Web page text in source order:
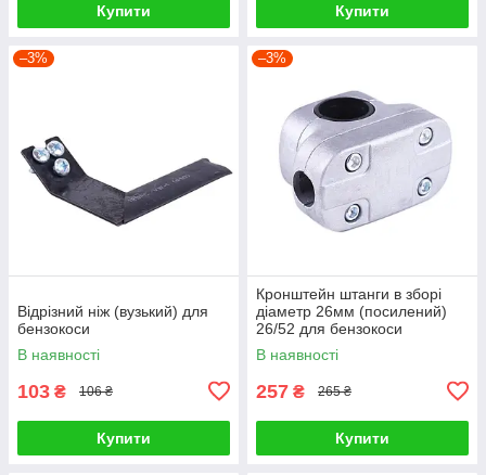
Купити Купити
–3%
Відрізний ніж (вузький) для
бензокоси
В наявності
103 ₴ 106 ₴
Купити
–3%
Кронштейн штанги в зборі
діаметр 26мм (посилений)
26/52 для бензокоси
В наявності
257 ₴ 265 ₴
Купити